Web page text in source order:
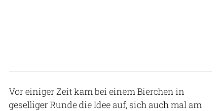
Vor einiger Zeit kam bei einem Bierchen in
geselliger Runde die Idee auf, sich auch mal am